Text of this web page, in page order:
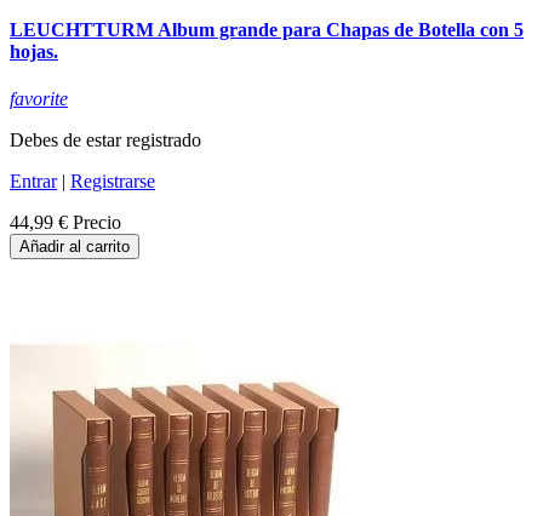
LEUCHTTURM Album grande para Chapas de Botella con 5
hojas.
favorite
Debes de estar registrado
Entrar| Registrarse
44,99 € Precio
Añadir al carrito